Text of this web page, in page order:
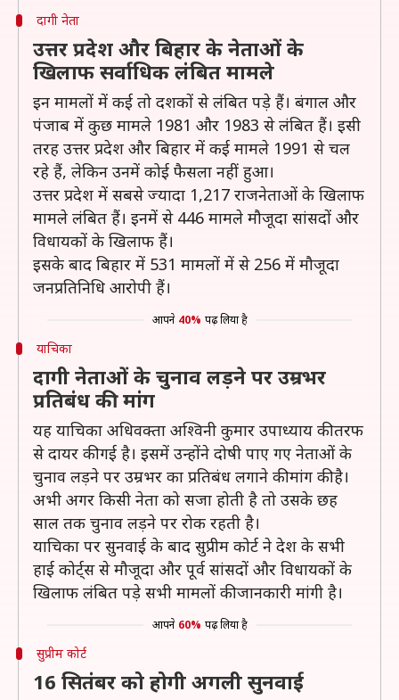
दागी नेता
उत्तर प्रदेश और बिहार के नेताओं के
खिलाफ सर्वाधिक लंबित मामले
इन मामलों में कई तो दशकों से लंबित पड़े हैं। बंगाल और
पंजाब में कुछ मामले 1981 और 1983 से लंबित हैं। इसी
तरह उत्तर प्रदेश और बिहार में कई मामले 1991 से चल
रहे हैं, लेकिन उनमें कोई फैसला नहीं हुआ।
उत्तर प्रदेश में सबसे ज्यादा 1,217 राजनेताओं के खिलाफ
मामले लंबित हैं। इनमें से 446 मामले मौजूदा सांसदों और
विधायकों के खिलाफ हैं।
इसके बाद बिहार में 531 मामलों में से 256 में मौजूदा
जनप्रतिनिधि आरोपी हैं।
आपने 40% पढ़ लिया है
याचिका
दागी नेताओं के चुनाव लड़ने पर उम्रभर
प्रतिबंध की मांग
यह याचिका अधिवक्ता अश्विनी कुमार उपाध्याय की तरफ
से दायर की गई है। इसमें उन्होंने दोषी पाए गए नेताओं के
चुनाव लड़ने पर उम्रभर का प्रतिबंध लगाने की मांग की है।
अभी अगर किसी नेता को सजा होती है तो उसके छह
साल तक चुनाव लड़ने पर रोक रहती है।
याचिका पर सुनवाई के बाद सुप्रीम कोर्ट ने देश के सभी
हाई कोर्ट्स से मौजूदा और पूर्व सांसदों और विधायकों के
खिलाफ लंबित पड़े सभी मामलों की जानकारी मांगी है।
आपने 60% पढ़ लिया है
सुप्रीम कोर्ट
16 सितंबर को होगी अगली सुनवाई